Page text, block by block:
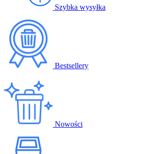
Szybka wysyłka
Bestsellery
Nowości